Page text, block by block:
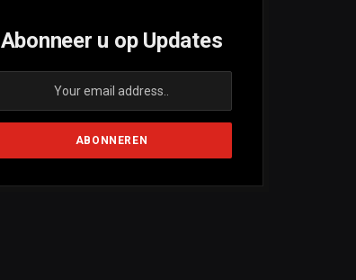
Abonneer u op Updates